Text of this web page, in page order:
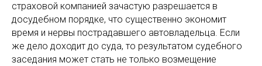
страховой компанией зачастую разрешается в
досудебном порядке, что существенно экономит
время и нервы пострадавшего автовладельца. Если
же дело доходит до суда, то результатом судебного
заседания может стать не только возмещение